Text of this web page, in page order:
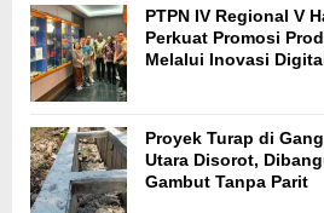
PTPN IV Regional V
Perkuat Promosi
Melalui Inovasi
Proyek Turap di
Utara Disorot,
Gambut Tanpa Parit